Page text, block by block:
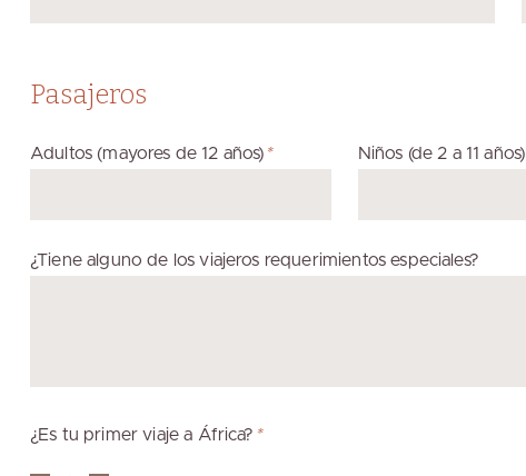
Pasajeros
Adultos (mayores de 12 años) * Niños (de 2 a 11 años)
¿Tiene alguno de los viajeros requerimientos especiales?
¿Es tu primer viaje a África? *